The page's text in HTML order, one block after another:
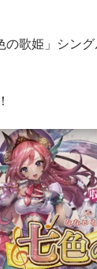
の歌姫」シン